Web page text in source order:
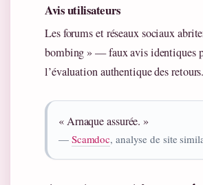
Avis utilisateurs
Les forums et réseaux sociaux
bombing » — faux avis identiques
l’évaluation authentique des retours.
« Arnaque assurée. »
— Scamdoc, analyse de site